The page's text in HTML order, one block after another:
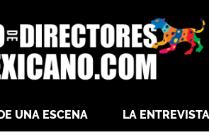
UNA ESCENA LA ENTREVISTA